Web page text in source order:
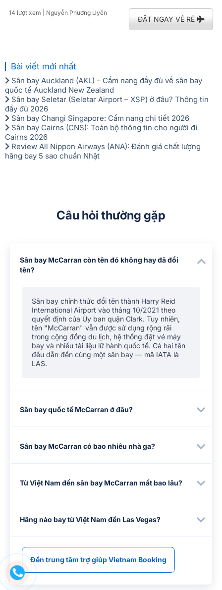
14 lượt xem | Nguyễn Phương Uyên
ĐẶT NGAY VÉ RẺ
Bài viết mới nhất
Sân bay Auckland (AKL) – Cẩm nang đầy đủ về sân bay
quốc tế Auckland New Zealand
Sân bay Seletar (Seletar Airport – XSP) ở đâu? Thông tin
đầy đủ 2026
Sân bay Changi Singapore: Cẩm nang chi tiết 2026
Sân bay Cairns (CNS): Toàn bộ thông tin cho người đi
Cairns 2026
Review All Nippon Airways (ANA): Đánh giá chất lượng
hãng bay 5 sao chuẩn Nhật
Câu hỏi thường gặp
Sân bay McCarran còn tên đó không hay đã đổi
tên?
Sân bay chính thức đổi tên thành Harry Reid
International Airport vào tháng 10/2021 theo
quyết định của Ủy ban quận Clark. Tuy nhiên,
tên "McCarran" vẫn được sử dụng rộng rãi
trong cộng đồng du lịch, hệ thống đặt vé máy
bay và nhiều tài liệu lữ hành quốc tế. Cả hai tên
đều dẫn đến cùng một sân bay — mã IATA là
LAS.
Sân bay quốc tế McCarran ở đâu?
Sân bay McCarran có bao nhiêu nhà ga?
Từ Việt Nam đến sân bay McCarran mất bao lâu?
Hãng nào bay từ Việt Nam đến Las Vegas?
Đến trung tâm trợ giúp Vietnam Booking